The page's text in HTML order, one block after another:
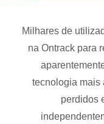
Milhares de
na Ontrack para
tecnologia mais
perdidos